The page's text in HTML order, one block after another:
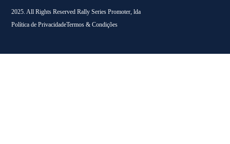
2025. All Rights Reserved Rally Series Promoter, lda
Política de PrivacidadeTermos & Condições